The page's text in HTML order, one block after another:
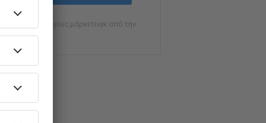
πληροφορίες μάρκετινγκ από την